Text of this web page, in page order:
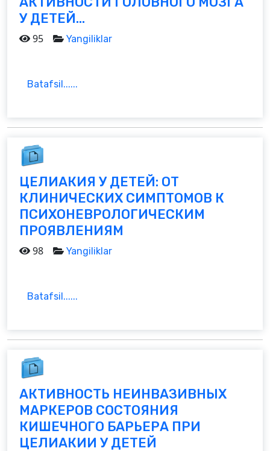
У ДЕТЕЙ...
95 Yangiliklar
Batafsil......
ЦЕЛИАКИЯ У ДЕТЕЙ: ОТ
КЛИНИЧЕСКИХ СИМПТОМОВ К
ПСИХОНЕВРОЛОГИЧЕСКИМ
ПРОЯВЛЕНИЯМ
98 Yangiliklar
Batafsil......
АКТИВНОСТЬ НЕИНВАЗИВНЫХ
МАРКЕРОВ СОСТОЯНИЯ
КИШЕЧНОГО БАРЬЕРА ПРИ
ЦЕЛИАКИИ У ДЕТЕЙ